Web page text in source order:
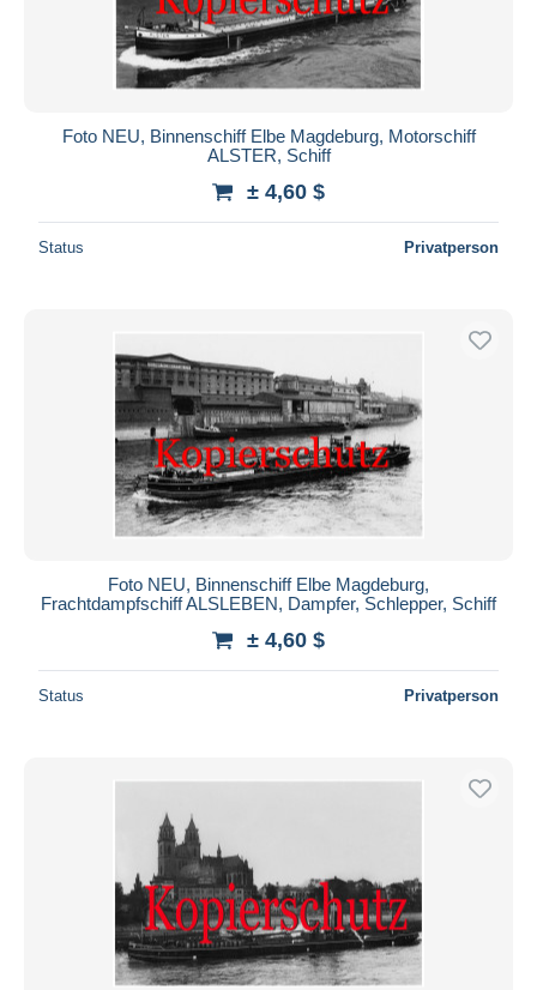
Foto NEU, Binnenschiff Elbe Magdeburg, Motorschiff
ALSTER, Schiff
± 4,60 $
Status Privatperson
Foto NEU, Binnenschiff Elbe Magdeburg,
Frachtdampfschiff ALSLEBEN, Dampfer, Schlepper, Schiff
± 4,60 $
Status Privatperson